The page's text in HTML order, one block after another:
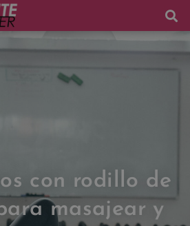
con rodillo de
masajear y